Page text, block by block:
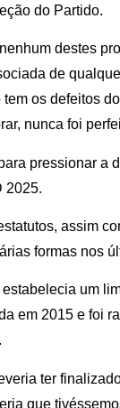
do Partido.
destes
de
os defeitos
nunca foi
pressionar a
2025.
assim
formas nos
um
em 2015 e foi
ter
que